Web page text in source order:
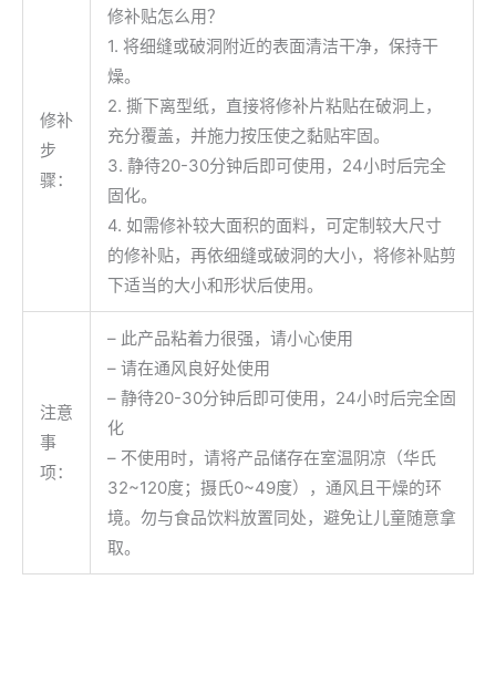
修补
步
骤：
修补贴怎么用？
1. 将细缝或破洞附近的表面清洁干净，保持干
燥。
2. 撕下离型纸，直接将修补片粘贴在破洞上，
充分覆盖，并施力按压使之黏贴牢固。
3. 静待20-30分钟后即可使用，24小时后完全
固化。
4. 如需修补较大面积的面料，可定制较大尺寸
的修补贴，再依细缝或破洞的大小，将修补贴剪
下适当的大小和形状后使用。
注意
事
项：
– 此产品粘着力很强，请小心使用
– 请在通风良好处使用
– 静待20-30分钟后即可使用，24小时后完全固
化
– 不使用时，请将产品储存在室温阴凉（华氏
32~120度；摄氏0~49度），通风且干燥的环
境。勿与食品饮料放置同处，避免让儿童随意拿
取。